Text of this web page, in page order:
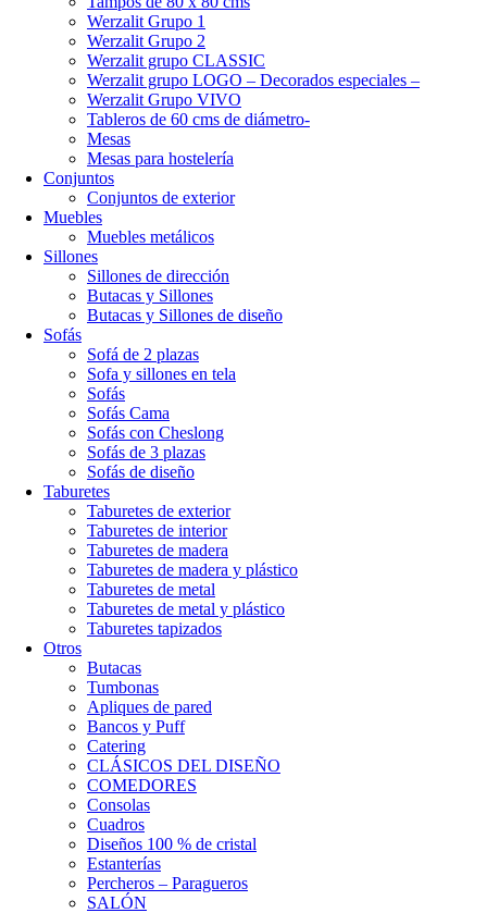
Werzalit Grupo 1
Werzalit Grupo 2
Werzalit grupo CLASSIC
Werzalit grupo LOGO – Decorados especiales –
Werzalit Grupo VIVO
Tableros de 60 cms de diámetro-
Mesas
Mesas para hostelería
Conjuntos
Conjuntos de exterior
Muebles
Muebles metálicos
Sillones
Sillones de dirección
Butacas y Sillones
Butacas y Sillones de diseño
Sofás
Sofá de 2 plazas
Sofa y sillones en tela
Sofás
Sofás Cama
Sofás con Cheslong
Sofás de 3 plazas
Sofás de diseño
Taburetes
Taburetes de exterior
Taburetes de interior
Taburetes de madera
Taburetes de madera y plástico
Taburetes de metal
Taburetes de metal y plástico
Taburetes tapizados
Otros
Butacas
Tumbonas
Apliques de pared
Bancos y Puff
Catering
CLÁSICOS DEL DISEÑO
COMEDORES
Consolas
Cuadros
Diseños 100 % de cristal
Estanterías
Percheros – Paragueros
SALÓN